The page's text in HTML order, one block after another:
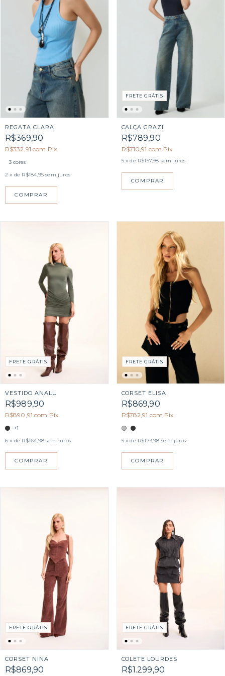
REGATA CLARA
R$369,90
R$332,91com Pix
3 cores
2 x de R$184,95 sem juros
COMPRAR
FRETE GRÁTIS
CALÇA GRAZI
R$789,90
R$710,91 com Pix
5 x de R$157,98 sem juros
COMPRAR
FRETE GRÁTIS
VESTIDO ANALU
R$989,90
R$890,91com Pix
+1
6 x de R$164,98 sem juros
COMPRAR
FRETE GRÁTIS
CORSET ELISA
R$869,90
R$782,91 com Pix
5 x de R$173,98 sem juros
COMPRAR
FRETE GRÁTIS
CORSET NINA
R$869,90
FRETE GRÁTIS
COLETE LOURDES
R$1.299,90